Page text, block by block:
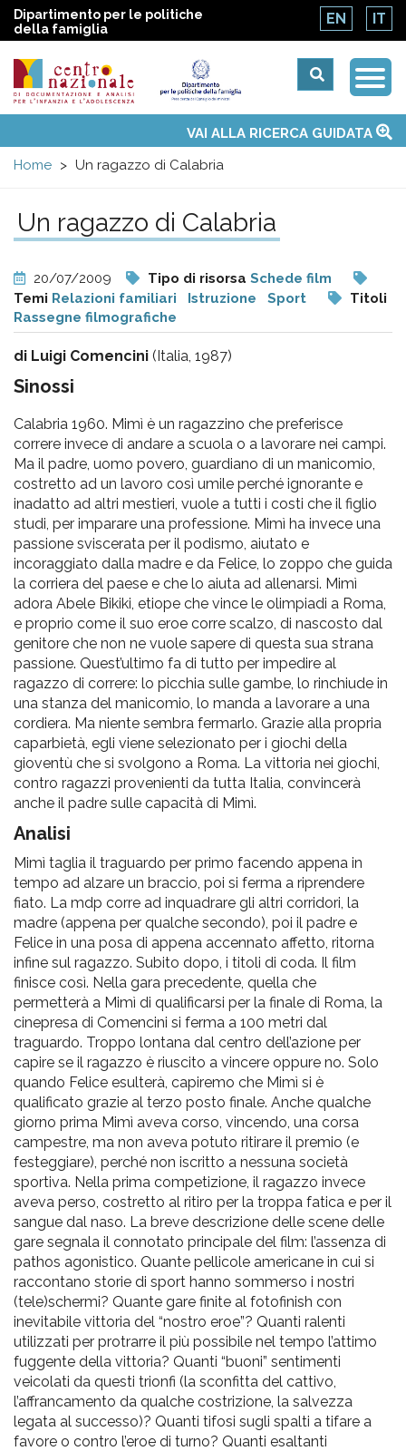
Dipartimento per le politiche
della famiglia
EN IT
Centro
nazionale
di
Documentazione
e
analisi
pr
l'infanzia
e
l'adolescenza
menu
Temi
Attività
Convenzione ONUVAI ALLA RICERCA GUIDATA
Home
Un ragazzo di Calabria
Un ragazzo di Calabria
20/07/2009 Tipo di risorsa Schede film
Temi Relazioni familiari Istruzione Sport
Titoli
Rassegne filmografiche
di Luigi Comencini (Italia, 1987)
Sinossi
Calabria 1960. Mimì è un ragazzino che preferisce
correre invece di andare a scuola o a lavorare nei campi.
Ma il padre, uomo povero, guardiano di un manicomio,
costretto ad un lavoro così umile perché ignorante e
inadatto ad altri mestieri, vuole a tutti i costi che il figlio
studi, per imparare una professione. Mimì ha invece una
passione sviscerata per il podismo, aiutato e
incoraggiato dalla madre e da Felice, lo zoppo che guida
la corriera del paese e che lo aiuta ad allenarsi. Mimì
adora Abele Bikiki, etiope che vince le olimpiadi a Roma,
e proprio come il suo eroe corre scalzo, di nascosto dal
genitore che non ne vuole sapere di questa sua strana
passione. Quest’ultimo fa di tutto per impedire al
ragazzo di correre: lo picchia sulle gambe, lo rinchiude in
una stanza del manicomio, lo manda a lavorare a una
cordiera. Ma niente sembra fermarlo. Grazie alla propria
caparbietà, egli viene selezionato per i giochi della
gioventù che si svolgono a Roma. La vittoria nei giochi,
contro ragazzi provenienti da tutta Italia, convincerà
anche il padre sulle capacità di Mimì.
Analisi
Mimì taglia il traguardo per primo facendo appena in
tempo ad alzare un braccio, poi si ferma a riprendere
fiato. La mdp corre ad inquadrare gli altri corridori, la
madre (appena per qualche secondo), poi il padre e
Felice in una posa di appena accennato affetto, ritorna
infine sul ragazzo. Subito dopo, i titoli di coda. Il film
finisce così. Nella gara precedente, quella che
permetterà a Mimì di qualificarsi per la finale di Roma, la
cinepresa di Comencini si ferma a 100 metri dal
traguardo. Troppo lontana dal centro dell’azione per
capire se il ragazzo è riuscito a vincere oppure no. Solo
quando Felice esulterà, capiremo che Mimì si è
qualificato grazie al terzo posto finale. Anche qualche
giorno prima Mimì aveva corso, vincendo, una corsa
campestre, ma non aveva potuto ritirare il premio (e
festeggiare), perché non iscritto a nessuna società
sportiva. Nella prima competizione, il ragazzo invece
aveva perso, costretto al ritiro per la troppa fatica e per il
sangue dal naso. La breve descrizione delle scene delle
gare segnala il connotato principale del film: l’assenza di
pathos agonistico. Quante pellicole americane in cui si
raccontano storie di sport hanno sommerso i nostri
(tele)schermi? Quante gare finite al fotofinish con
inevitabile vittoria del “nostro eroe”? Quanti ralenti
utilizzati per protrarre il più possibile nel tempo l’attimo
fuggente della vittoria? Quanti “buoni” sentimenti
veicolati da questi trionfi (la sconfitta del cattivo,
l’affrancamento da qualche costrizione, la salvezza
legata al successo)? Quanti tifosi sugli spalti a tifare a
favore o contro l’eroe di turno? Quanti esaltanti